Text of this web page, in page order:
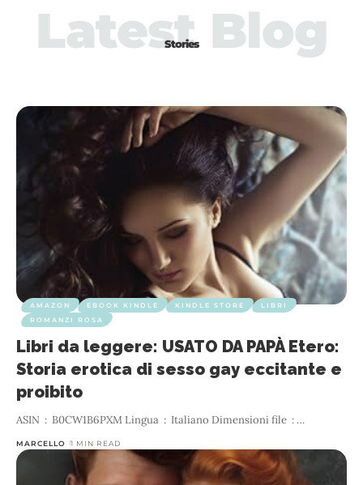
Stories
Latest Blog
AMAZON EBOOK KINDLE KINDLE STORE
LIBRI
ROMANZI ROSA
Libri da leggere: USATO DA PAPÀ Etero:
Storia erotica di sesso gay eccitante e
proibito
ASIN ‏ : ‎ B0CW1B6PXM Lingua ‏ : ‎ Italiano Dimensioni file ‏ : ‎ …
MARCELLO 1 MIN READ